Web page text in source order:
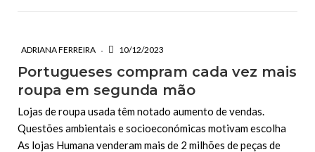
ADRIANA FERREIRA 10/12/2023
Portugueses compram cada vez mais
roupa em segunda mão
Lojas de roupa usada têm notado aumento de vendas.
Questões ambientais e socioeconómicas motivam escolha
As lojas Humana venderam mais de 2 milhões de peças de